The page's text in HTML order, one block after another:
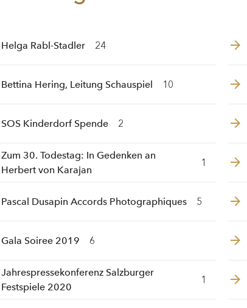
Helga Rabl-Stadler 24
Bettina Hering, Leitung Schauspiel 10
SOS Kinderdorf Spende 2
Zum 30. Todestag: In Gedenken an
Herbert von Karajan
1
Pascal Dusapin Accords Photographiques 5
Gala Soiree 2019 6
Jahrespressekonferenz Salzburger
Festspiele 2020
1